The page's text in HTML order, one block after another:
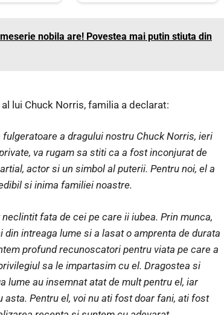
nobila are! Povestea mai putin stiuta din
lui Chuck Norris, familia a declarat:
a dragului nostru Chuck Norris, ieri
va rugam sa stiti ca a fost inconjurat de
actor si un simbol al puterii. Pentru noi, el a
si inima familiei noastre.
fata de cei pe care ii iubea. Prin munca,
intreaga lume si a lasat o amprenta de durata
profund recunoscatori pentru viata pe care a
sa le impartasim cu el. Dragostea si
lume au insemnat atat de mult pentru el, iar
Pentru el, voi nu ati fost doar fani, ati fost